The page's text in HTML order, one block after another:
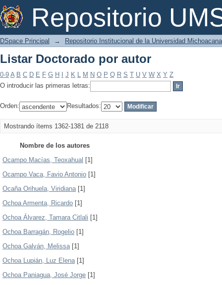
Repositorio
Listar Doctorado por autor
DSpace Principal → Repositorio Institucional de la Universidad
Listar Doctorado por autor
0-9 A B C D E F G H J K L M N O P Q R S T U V W X Y Z
O introducir las primeras letras:
Orden: Resultados:
Mostrando ítems 1362-1381 de 2118
Nombre de los autores
Ocampo Macías, Teoxahual [1]
Ocampo Vaca, Favio Antonio [1]
Ocaña Orihuela, Viridiana[1]
Ochoa Armenta, Ricardo [1]
Ochoa Álvarez, Tamara Citlali [1]
Ochoa Barragán, Rogelio [1]
Ochoa Galván, Melissa[1]
Ochoa Lupián, Luz Elena[1]
Ochoa Paniagua, José Jorge [1]